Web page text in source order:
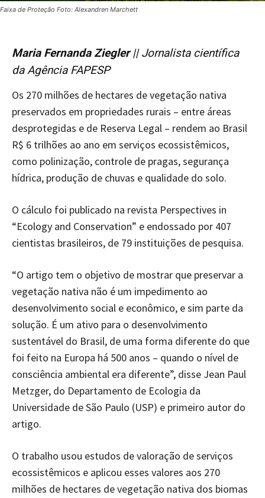
Faixa de Proteção Foto: Alexandren Marchett
Maria Fernanda Ziegler|| Jornalista científica
da Agência FAPESP
Os 270 milhões de hectares de vegetação nativa
preservados em propriedades rurais – entre áreas
desprotegidas e de Reserva Legal – rendem ao Brasil
R$ 6 trilhões ao ano em serviços ecossistêmicos,
como polinização, controle de pragas, segurança
hídrica, produção de chuvas e qualidade do solo.
O cálculo foi publicado na revista Perspectives in
“Ecology and Conservation” e endossado por 407
cientistas brasileiros, de 79 instituições de pesquisa.
“O artigo tem o objetivo de mostrar que preservar a
vegetação nativa não é um impedimento ao
desenvolvimento social e econômico, e sim parte da
solução. É um ativo para o desenvolvimento
sustentável do Brasil, de uma forma diferente do que
foi feito na Europa há 500 anos – quando o nível de
consciência ambiental era diferente”, disse Jean Paul
Metzger, do Departamento de Ecologia da
Universidade de São Paulo (USP) e primeiro autor do
artigo.
O trabalho usou estudos de valoração de serviços
ecossistêmicos e aplicou esses valores aos 270
milhões de hectares de vegetação nativa dos biomas